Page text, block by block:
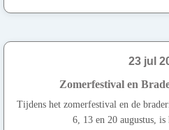
23 jul
Zomerfestival en
Tijdens het zomerfestival en de
6, 13 en 20 augustus, is